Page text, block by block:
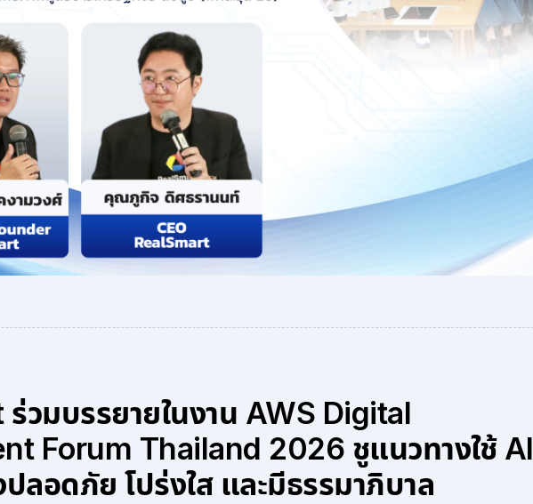
วมบรรยายในงาน AWS Digital
Forum Thailand 2026 ชูแนวทางใช้ AI
ลอดภัย โปร่งใส และมีธรรมาภิบาล